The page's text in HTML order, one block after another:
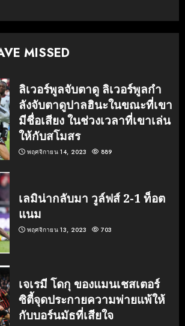
MISSED
ลิเวอร์พูลจับตาดู ลิเวอร์พูลกํา
ลังจับตาดูปาลฮินะในขณะที่เขา
มีชื่อเสียง ในช่วงเวลาที่เขาเล่น
ให้กับสโมสร
พฤศจิกายน 14, 2023 889
เลมิน่ากลับมา วูล์ฟส์ 2-1 ท็อต
แนม
พฤศจิกายน 13, 2023 703
เจเรมี โดกุ ของแมนเชสเตอร์
ซิตี้จุดประกายความพ่ายแพ้ให้
กับบอร์นมัธที่เสียใจ